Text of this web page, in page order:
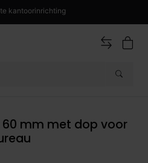
kantoorinrichting
mm met dop voor